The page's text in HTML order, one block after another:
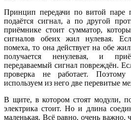
Принцип передачи по витой паре
подаётся сигнал, а по другой
приёмнике стоит сумматор,
сигналов обеих жил нулевая.
помеха, то она действует на обе
получается ненулевая, и
передаваемый сигнал повреждён.
проверка не работает.
используем из него две перевитые
В щите, в котором стоят модули,
электрика стоит. Но и длина
маленькая. Всё равно, очень важно,